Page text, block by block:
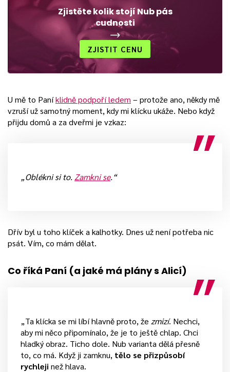
Zjistěte kolik stojí Nub pás
cudnosti
ZJISTIT CENU
U mě to Paníklidně podpoří ledem – protože ano, někdy mě
vzruší už samotný moment, kdy mi klícku ukáže. Nebo když
přijdu domů a za dveřmi je vzkaz:
„Oblékni si to. Zamkni se.“
Dřív byl u toho klíček a kalhotky. Dnes už není potřeba nic
psát. Vím, co mám dělat.
Co říká Paní (a jaké má plány s Alicí)
„Ta klícka se mi líbí hlavně proto, že zmizí. Nechci,
aby mi něco připomínalo, že je to ještě chlap. Chci
hladký obraz. Ticho dole. Nub varianta dělá přesně
to, co má. Když ji zamknu, tělo se přizpůsobí
rychleji než hlava.